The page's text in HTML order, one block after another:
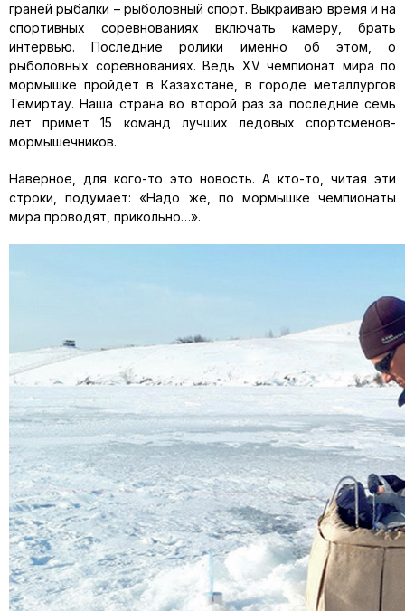
граней рыбалки – рыболовный спорт. Выкраиваю время и на
спортивных соревнованиях включать камеру, брать
интервью. Последние ролики именно об этом, о
рыболовных соревнованиях. Ведь ХV чемпионат мира по
мормышке пройдёт в Казахстане, в городе металлургов
Темиртау. Наша страна во второй раз за последние семь
лет примет 15 команд лучших ледовых спортсменов-
мормышечников.
Наверное, для кого-то это новость. А кто-то, читая эти
строки, подумает: «Надо же, по мормышке чемпионаты
мира проводят, прикольно…».